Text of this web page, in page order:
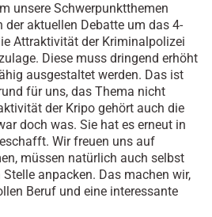
unsere Schwerpunktthemen
der aktuellen Debatte um das 4-
Attraktivität der Kriminalpolizei
Diese muss dringend erhöht
ausgestaltet werden. Das ist
für uns, das Thema nicht
der Kripo gehört auch die
doch was. Sie hat es erneut in
Wir freuen uns auf
müssen natürlich auch selbst
anpacken. Das machen wir,
Beruf und eine interessante